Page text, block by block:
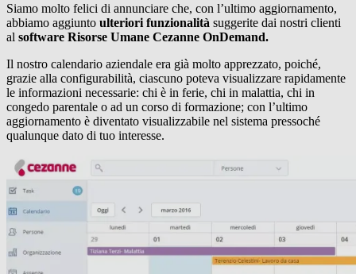
Siamo molto felici di annunciare che, con l’ultimo aggiornamento,
abbiamo aggiunto ulteriori funzionalità suggerite dai nostri clienti
al software Risorse Umane Cezanne OnDemand.
Il nostro calendario aziendale era già molto apprezzato, poiché,
grazie alla configurabilità, ciascuno poteva visualizzare rapidamente
le informazioni necessarie: chi è in ferie, chi in malattia, chi in
congedo parentale o ad un corso di formazione; con l’ultimo
aggiornamento è diventato visualizzabile nel sistema pressoché
qualunque dato di tuo interesse.